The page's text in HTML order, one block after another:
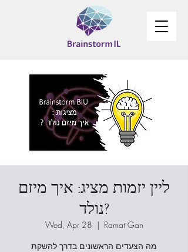
ליין יזמות מציג: איך מיזם
נולד?
Wed, Apr 28
  |
Ramat Gan
מה הצעדים הראשונים בדרך להשקת